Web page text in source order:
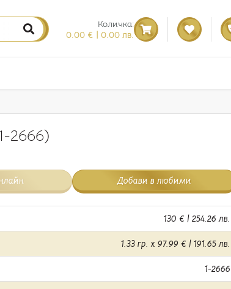
Количка:
0.00 € | 0.00 лв.
2666)
Добави в любими
130 € | 254.26 лв.
1.33 гр. x 97.99 € | 191.65 лв.
1-2666